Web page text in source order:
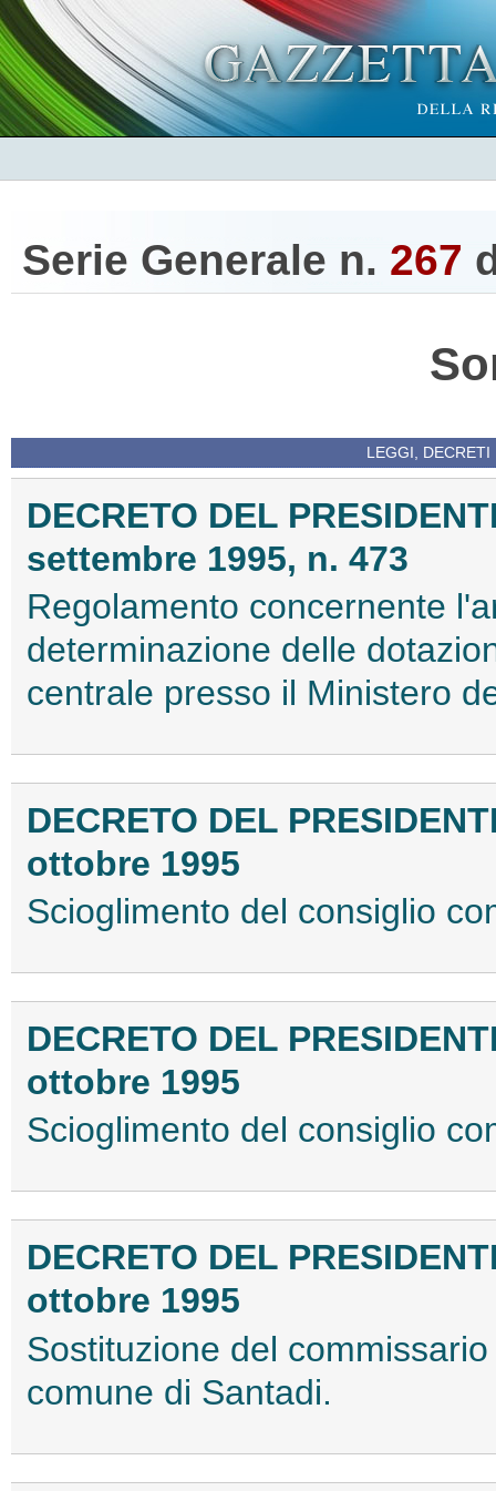
Serie Generale n. 267
LEGGI, DECRETI
DECRETO DEL
settembre 1995, n. 473
Regolamento concernente
determinazione delle
centrale presso il Ministero
DECRETO DEL
ottobre 1995
Scioglimento del consiglio
DECRETO DEL
ottobre 1995
Scioglimento del consiglio
DECRETO DEL
ottobre 1995
Sostituzione del
comune di Santadi.